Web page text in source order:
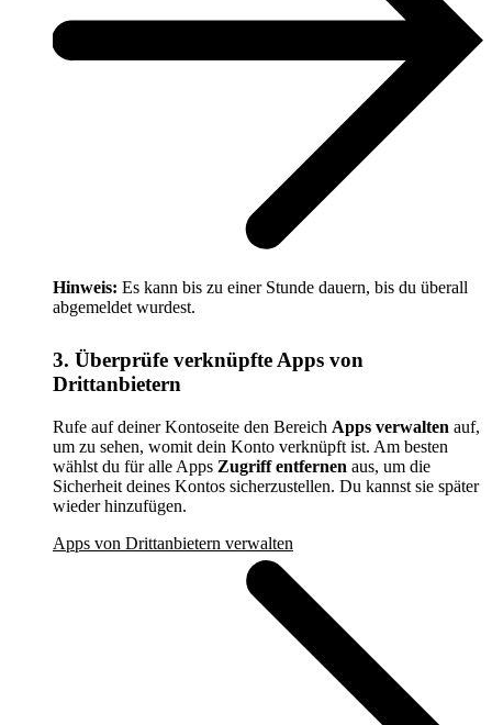
Hinweis: Es kann bis zu einer Stunde dauern, bis du überall
abgemeldet wurdest.
3. Überprüfe verknüpfte Apps von
Drittanbietern
Rufe auf deiner Kontoseite den Bereich Apps verwalten auf,
um zu sehen, womit dein Konto verknüpft ist. Am besten
wählst du für alle Apps Zugriff entfernen aus, um die
Sicherheit deines Kontos sicherzustellen. Du kannst sie später
wieder hinzufügen.
Apps von Drittanbietern verwalten